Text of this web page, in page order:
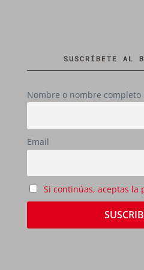
SUSCRÍBETE AL
Nombre o nombre completo
Email
Si continúas, aceptas la